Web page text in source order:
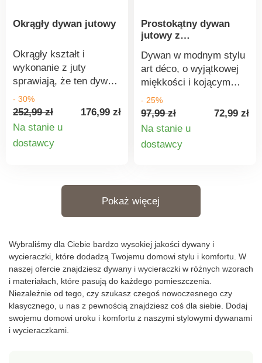
zewnętrznych +
intensywnie
użytkowanych
pomieszczeń
wewnętrznych.
latem. Odporny na brud.
Wytrzymały.
Okrągły dywan jutowy
Okrągły kształt i
wykonanie z juty
sprawiają, że ten dywan
z łatwością pokochasz.
Naturalnie tkany
materiał. Mocny i trwały.
salonu lub sypialni.
- 30%
252,99 zł
176,99 zł
Na stanie u
dostawcy
Prostokątny dywan
jutowy z
motywem, efekt
optyczny
Dywan w modnym stylu
art déco, o wyjątkowej
miękkości i kojącym
odcieniu to niezbędny
dodatek do
nowoczesnych i
Aktualny wzór.
Nadaje się do salonu,
jadalni lub sypialni. Do
czyszczenia używać
szczotki.
- 25%
97,99 zł
72,99 zł
Na stanie u
dostawcy
Pokaż więcej
Wybraliśmy dla Ciebie bardzo wysokiej jakości dywany i
wycieraczki, które dodadzą Twojemu domowi stylu i komfortu. W
naszej ofercie znajdziesz dywany i wycieraczki w różnych wzorach
i materiałach, które pasują do każdego pomieszczenia.
Niezależnie od tego, czy szukasz czegoś nowoczesnego czy
klasycznego, u nas z pewnością znajdziesz coś dla siebie. Dodaj
swojemu domowi uroku i komfortu z naszymi stylowymi dywanami
i wycieraczkami.